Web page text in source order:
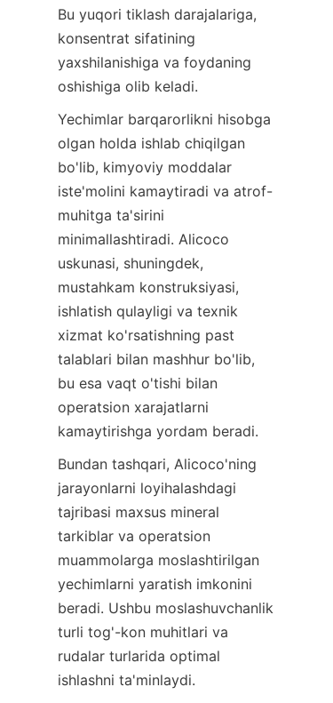
Bu yuqori tiklash darajalariga,
konsentrat sifatining
yaxshilanishiga va foydaning
Yechimlar barqarorlikni hisobga
olgan holda ishlab chiqilgan
bo'lib, kimyoviy moddalar
iste'molini kamaytiradi va atrof-
muhitga ta'sirini
minimallashtiradi. Alicoco
uskunasi, shuningdek,
mustahkam konstruksiyasi,
ishlatish qulayligi va texnik
xizmat ko'rsatishning past
talablari bilan mashhur bo'lib,
bu esa vaqt o'tishi bilan
operatsion xarajatlarni
Bundan tashqari, Alicoco'ning
jarayonlarni loyihalashdagi
tajribasi maxsus mineral
tarkiblar va operatsion
muammolarga moslashtirilgan
yechimlarni yaratish imkonini
beradi. Ushbu moslashuvchanlik
turli tog'-kon muhitlari va
rudalar turlarida optimal